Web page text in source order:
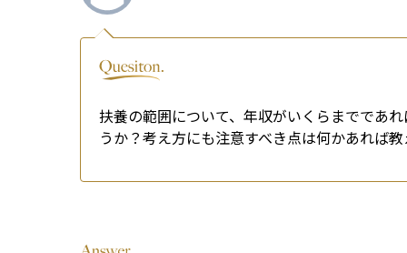
扶養の範囲について、年収がいくらまでであ
うか？考え方にも注意すべき点は何かあれば